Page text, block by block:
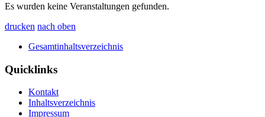
Es wurden keine Veranstaltungen gefunden.
drucken nach oben
Gesamtinhaltsverzeichnis
Quicklinks
Kontakt
Inhaltsverzeichnis
Impressum